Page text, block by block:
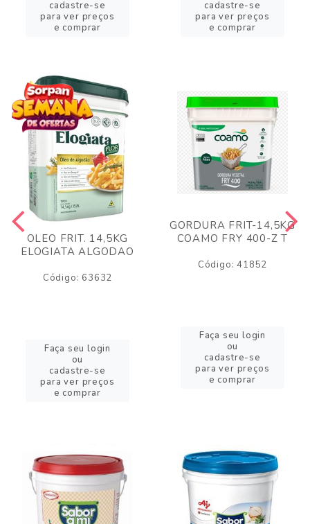
cadastre-se
para ver preços
e comprar
cadastre-se
para ver preços
e comprar
OLEO FRIT. 14,5KG
ELOGIATA ALGODAO
Código: 63632
Faça seu login
ou
cadastre-se
para ver preços
e comprar
GORDURA FRIT-14,5KG
COAMO FRY 400-Z T
Código: 41852
Faça seu login
ou
cadastre-se
para ver preços
e comprar